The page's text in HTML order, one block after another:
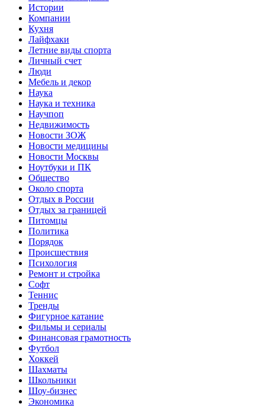
Истории
Компании
Кухня
Лайфхаки
Летние виды спорта
Личный счет
Люди
Мебель и декор
Наука
Наука и техника
Научпоп
Недвижимость
Новости ЗОЖ
Новости медицины
Новости Москвы
Ноутбуки и ПК
Общество
Около спорта
Отдых в России
Отдых за границей
Питомцы
Политика
Порядок
Происшествия
Психология
Ремонт и стройка
Софт
Теннис
Тренды
Фигурное катание
Фильмы и сериалы
Финансовая грамотность
Футбол
Хоккей
Шахматы
Школьники
Шоу-бизнес
Экономика